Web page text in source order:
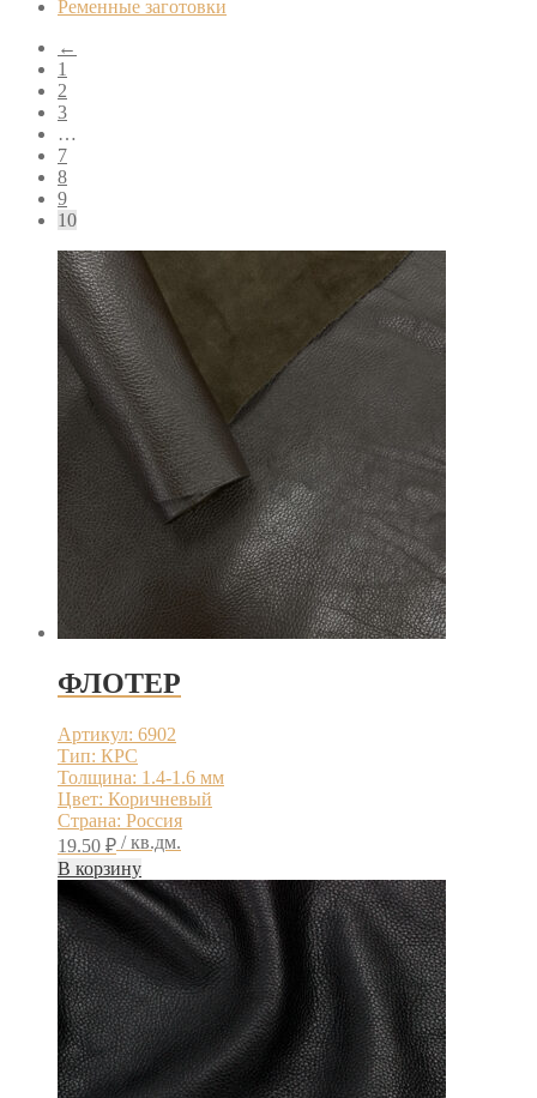
Ременные заготовки
←
1
2
3
…
7
8
9
10
ФЛОТЕР
Артикул: 6902
Тип: КРС
Толщина: 1.4-1.6 мм
Цвет: Коричневый
Страна: Россия
19.50 ₽ / кв.дм.
В корзину